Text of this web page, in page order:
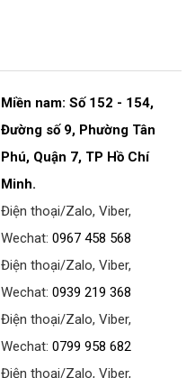
Miền nam: Số 152 - 154,
Đường số 9, Phường Tân
Phú, Quận 7, TP Hồ Chí
Minh.
Điện thoại/Zalo, Viber,
Wechat:0967 458 568
Điện thoại/Zalo, Viber,
Wechat:0939 219 368
Điện thoại/Zalo, Viber,
Wechat:0799 958 682
Điện thoại/Zalo, Viber,